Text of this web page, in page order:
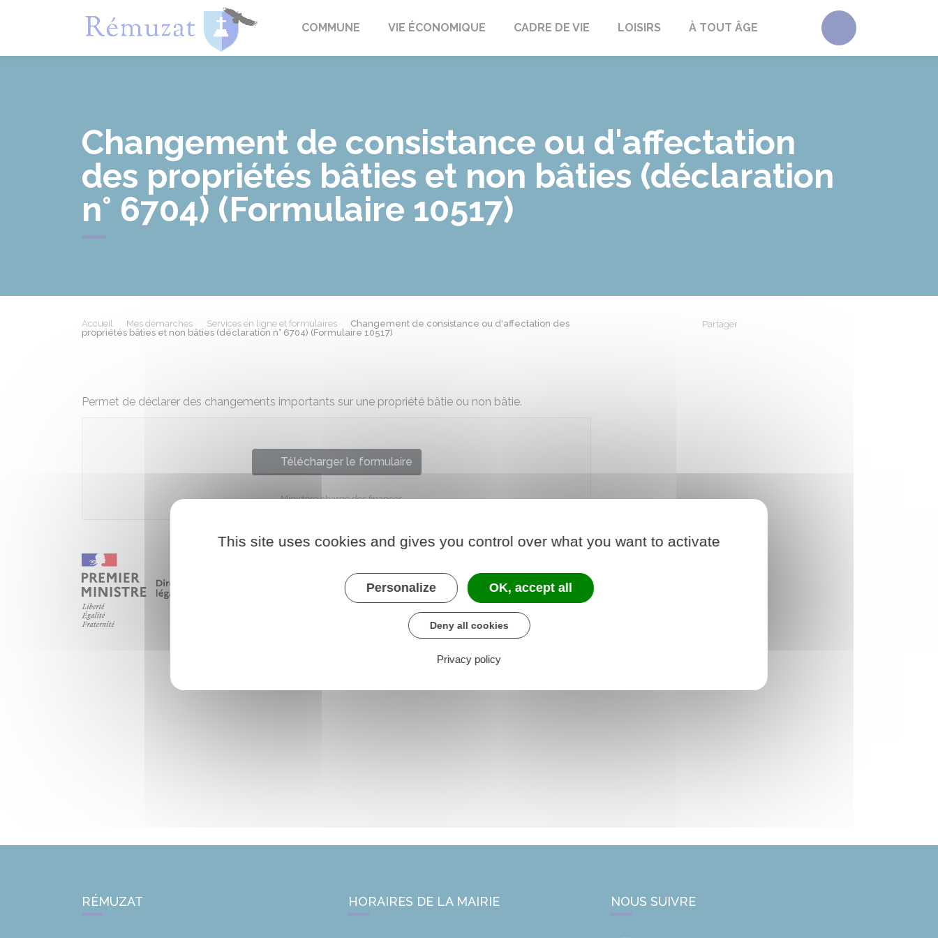
RémuzatCOMMUNE VIE ÉCONOMIQUE CADRE DE VIE LOISIRS À TOUT ÂGE Accéder au
Changement de consistance ou d'affectation
des propriétés bâties et non bâties (déclaration
n° 6704) (Formulaire 10517)
Accueil Mes démarches Services en ligne et formulaires
Changement de consistance ou d'affectation des
propriétés bâties et non bâties (déclaration n° 6704) (Formulaire 10517)
Partager
Permet de déclarer des changements importants sur une propriété bâtie ou non bâtie.
Télécharger le formulaire
Ministère chargé des finances
RÉMUZAT HORAIRES DE LA MAIRIE NOUS SUIVRE
This site uses cookies and gives you control over what you want to activate
Personalize OK, accept all
Deny all cookies
Privacy policy